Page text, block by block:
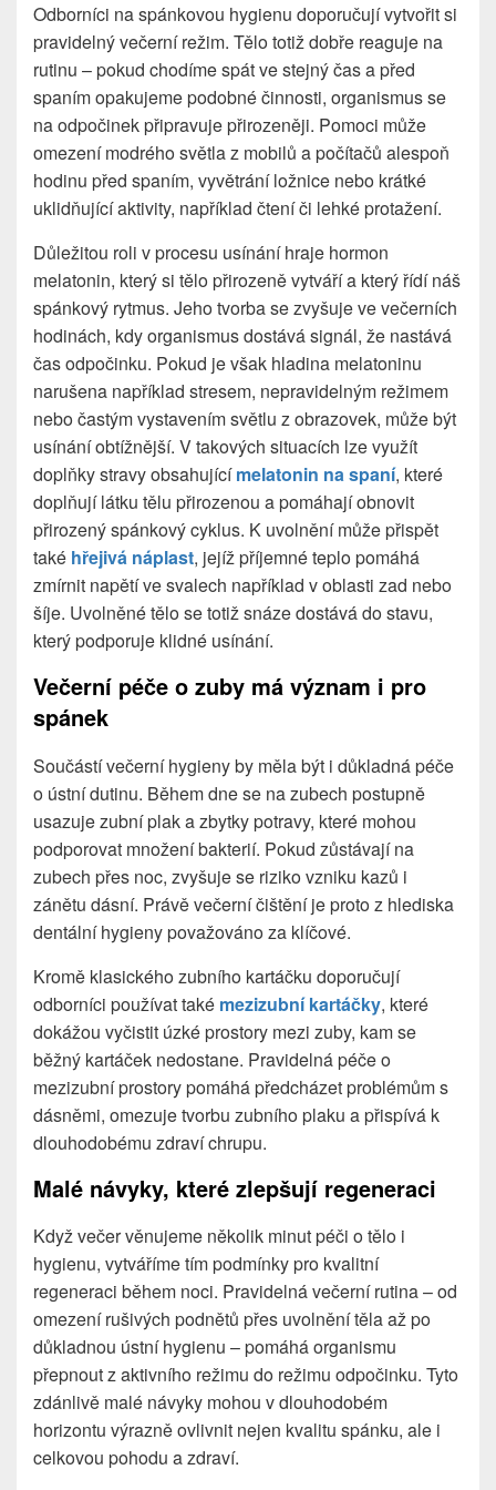
Odborníci na spánkovou hygienu doporučují vytvořit si
pravidelný večerní režim. Tělo totiž dobře reaguje na
rutinu – pokud chodíme spát ve stejný čas a před
spaním opakujeme podobné činnosti, organismus se
na odpočinek připravuje přirozeněji. Pomoci může
omezení modrého světla z mobilů a počítačů alespoň
hodinu před spaním, vyvětrání ložnice nebo krátké
uklidňující aktivity, například čtení či lehké protažení.
Důležitou roli v procesu usínání hraje hormon
melatonin, který si tělo přirozeně vytváří a který řídí náš
spánkový rytmus. Jeho tvorba se zvyšuje ve večerních
hodinách, kdy organismus dostává signál, že nastává
čas odpočinku. Pokud je však hladina melatoninu
narušena například stresem, nepravidelným režimem
nebo častým vystavením světlu z obrazovek, může být
usínání obtížnější. V takových situacích lze využít
doplňky stravy obsahujícímelatonin na spaní, které
doplňují látku tělu přirozenou a pomáhají obnovit
přirozený spánkový cyklus. K uvolnění může přispět
také hřejivá náplast, jejíž příjemné teplo pomáhá
zmírnit napětí ve svalech například v oblasti zad nebo
šíje. Uvolněné tělo se totiž snáze dostává do stavu,
který podporuje klidné usínání.
Večerní péče o zuby má význam i pro
spánek
Součástí večerní hygieny by měla být i důkladná péče
o ústní dutinu. Během dne se na zubech postupně
usazuje zubní plak a zbytky potravy, které mohou
podporovat množení bakterií. Pokud zůstávají na
zubech přes noc, zvyšuje se riziko vzniku kazů i
zánětu dásní. Právě večerní čištění je proto z hlediska
dentální hygieny považováno za klíčové.
Kromě klasického zubního kartáčku doporučují
odborníci používat také mezizubní kartáčky, které
dokážou vyčistit úzké prostory mezi zuby, kam se
běžný kartáček nedostane. Pravidelná péče o
mezizubní prostory pomáhá předcházet problémům s
dásněmi, omezuje tvorbu zubního plaku a přispívá k
dlouhodobému zdraví chrupu.
Malé návyky, které zlepšují regeneraci
Když večer věnujeme několik minut péči o tělo i
hygienu, vytváříme tím podmínky pro kvalitní
regeneraci během noci. Pravidelná večerní rutina – od
omezení rušivých podnětů přes uvolnění těla až po
důkladnou ústní hygienu – pomáhá organismu
přepnout z aktivního režimu do režimu odpočinku. Tyto
zdánlivě malé návyky mohou v dlouhodobém
horizontu výrazně ovlivnit nejen kvalitu spánku, ale i
celkovou pohodu a zdraví.